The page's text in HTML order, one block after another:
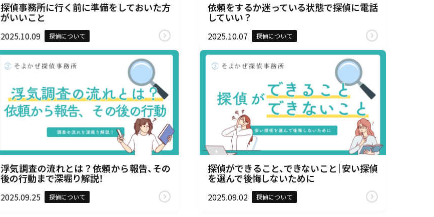
2025.10.09 探偵について
探偵事務所に行く前に準備をしておいた方
がいいこと
2025.10.07 探偵について
依頼をするか迷っている状態で探偵に電話
していい？
2025.09.25 探偵について
浮気調査の流れとは？依頼から報告、その
後の行動まで深堀り解説！
2025.09.02 探偵について
探偵ができること、できないこと｜安い探偵
を選んで後悔しないために